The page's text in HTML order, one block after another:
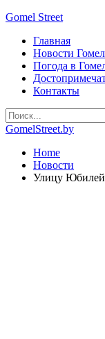
Gomel Street
Главная
Новости
Погода в
Контакты
GomelStreet.by
Home
Новости
Улицу